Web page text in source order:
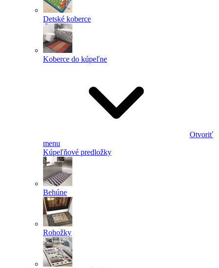
Detské koberce
Koberce do kúpeľne
Otvoriť
menu
Kúpeľňové predložky
Behúne
Rohožky